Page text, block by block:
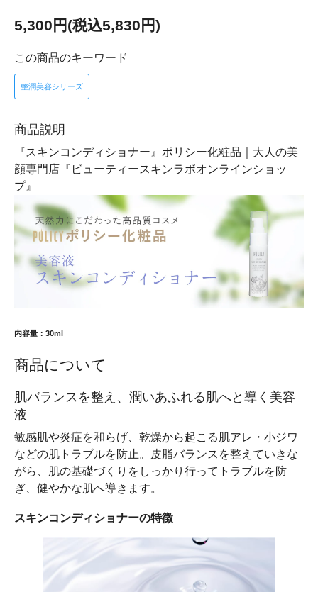
5,300円(税込5,830円)
この商品のキーワード
整潤美容シリーズ
商品説明
『スキンコンディショナー』ポリシー化粧品｜大人の美
顔専門店『ビューティースキンラボオンラインショッ
プ』
内容量：30ml
商品について
肌バランスを整え、潤いあふれる肌へと導く美容
液
敏感肌や炎症を和らげ、乾燥から起こる肌アレ・小ジワ
などの肌トラブルを防止。皮脂バランスを整えていきな
がら、肌の基礎づくりをしっかり行ってトラブルを防
ぎ、健やかな肌へ導きます。
スキンコンディショナーの特徴